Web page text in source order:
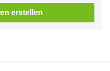
erstellen